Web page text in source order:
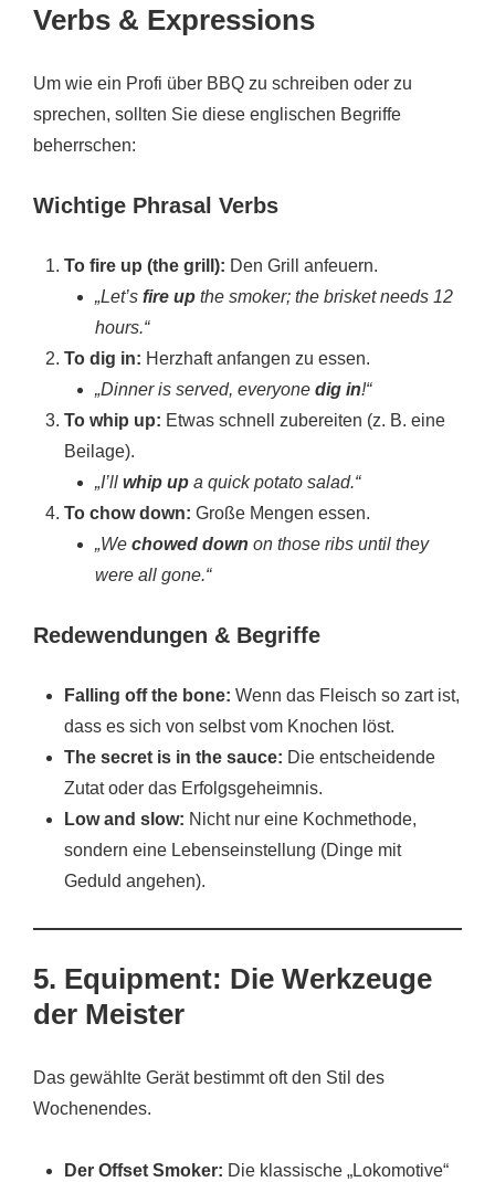
Verbs & Expressions
Um wie ein Profi über BBQ zu schreiben oder zu
sprechen, sollten Sie diese englischen Begriffe
beherrschen:
Wichtige Phrasal Verbs
To fire up (the grill): Den Grill anfeuern.
„Let’s fire up the smoker; the brisket needs 12
hours.“
To dig in: Herzhaft anfangen zu essen.
„Dinner is served, everyone dig in!“
To whip up: Etwas schnell zubereiten (z. B. eine
Beilage).
„I’ll whip up a quick potato salad.“
To chow down: Große Mengen essen.
„We chowed down on those ribs until they
were all gone.“
Redewendungen & Begriffe
Falling off the bone: Wenn das Fleisch so zart ist,
dass es sich von selbst vom Knochen löst.
The secret is in the sauce: Die entscheidende
Zutat oder das Erfolgsgeheimnis.
Low and slow: Nicht nur eine Kochmethode,
sondern eine Lebenseinstellung (Dinge mit
Geduld angehen).
5. Equipment: Die Werkzeuge
der Meister
Das gewählte Gerät bestimmt oft den Stil des
Wochenendes.
Der Offset Smoker: Die klassische „Lokomotive“